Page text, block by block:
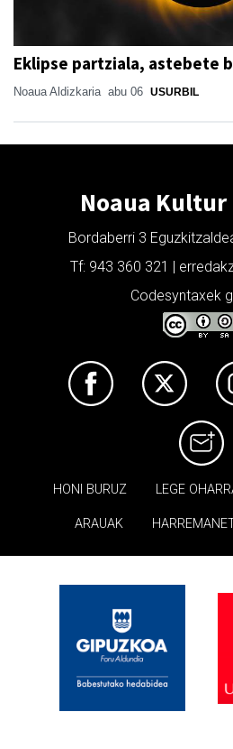
Eklipse partziala, astebete
Noaua Aldizkaria abu 06 USURBIL
Noaua Kultur
Bordaberri 3
Tf: 943 360 321 |
Codesyntaxek
HONI BURUZ LEGE
ARAUAK